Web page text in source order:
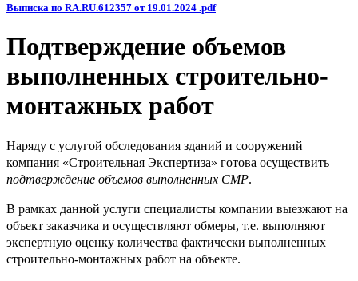
Выписка по RA.RU.612357 от 19.01.2024 .pdf
Подтверждение объемов
выполненных строительно-
монтажных работ
Наряду с услугой обследования зданий и сооружений
компания «Строительная Экспертиза» готова осуществить
подтверждение объемов выполненных СМР.
В рамках данной услуги специалисты компании выезжают на
объект заказчика и осуществляют обмеры, т.е. выполняют
экспертную оценку количества фактически выполненных
строительно-монтажных работ на объекте.